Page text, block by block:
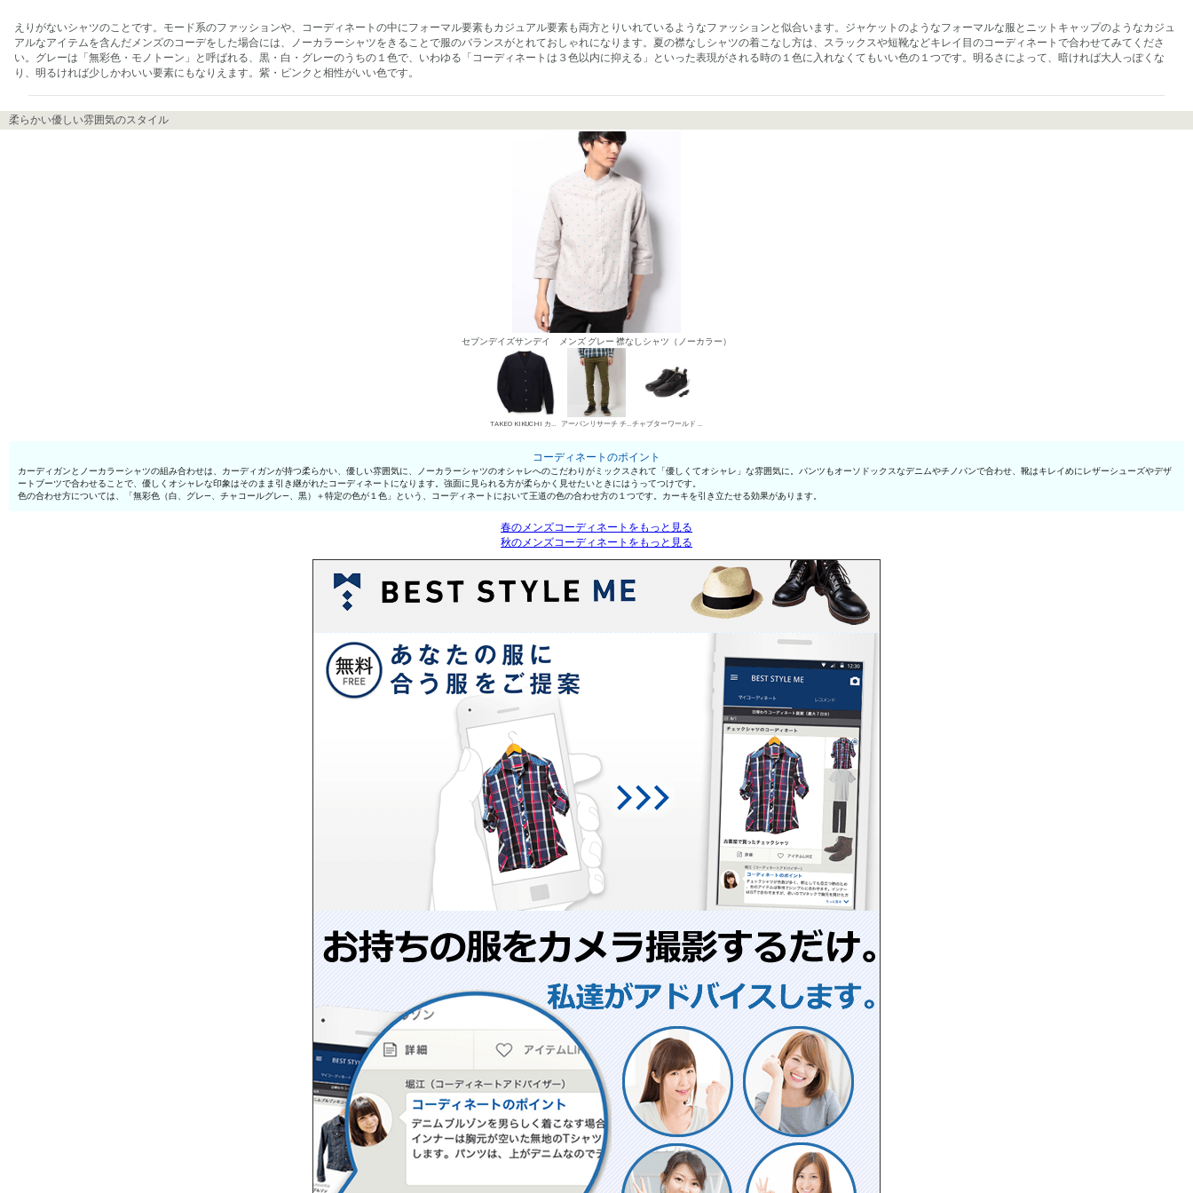
えりがないシャツのことです。モード系のファッションや、コーディネートの中にフォーマル要素もカジュアル要素も両方とりいれているようなファッションと似合います。ジャケットのようなフォーマルな服とニットキャップのようなカジュ
アルなアイテムを含んだメンズのコーデをした場合には、ノーカラーシャツをきることで服のバランスがとれておしゃれになります。夏の襟なしシャツの着こなし方は、スラックスや短靴などキレイ目のコーディネートで合わせてみてくださ
い。グレーは「無彩色・モノトーン」と呼ばれる、黒・白・グレーのうちの１色で、いわゆる「コーディネートは３色以内に抑える」といった表現がされる時の１色に入れなくてもいい色の１つです。明るさによって、暗ければ大人っぽくな
り、明るければ少しかわいい要素にもなりえます。紫・ピンクと相性がいい色です。
柔らかい優しい雰囲気のスタイル
セブンデイズサンデイ メンズ グレー 襟なしシャツ（ノーカラー）
TAKEO KIKUCHI カーディガン アーバンリサーチ チノパン・綿パン チャプターワールド デザートブーツ
コーディネートのポイント
カーディガンとノーカラーシャツの組み合わせは、カーディガンが持つ柔らかい、優しい雰囲気に、ノーカラーシャツのオシャレへのこだわりがミックスされて「優しくてオシャレ」な雰囲気に。パンツもオーソドックスなデニムやチノパンで合わせ、靴はキレイめにレザーシューズやデザ
ートブーツで合わせることで、優しくオシャレな印象はそのまま引き継がれたコーディネートになります。強面に見られる方が柔らかく見せたいときにはうってつけです。
色の合わせ方については、「無彩色（白、グレ—、チャコールグレ—、黒）＋特定の色が１色」という、コーディネートにおいて王道の色の合わせ方の１つです。カーキを引き立たせる効果があります。
春のメンズコーディネートをもっと見る
秋のメンズコーディネートをもっと見る